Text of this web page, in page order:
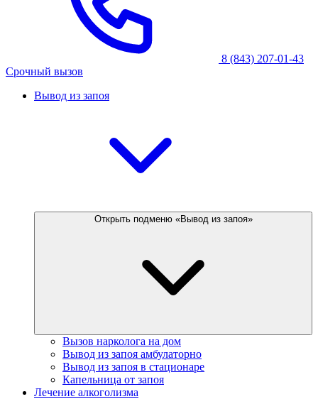
8 (843) 207-01-43
Срочный вызов
Вывод из запоя
Открыть подменю «Вывод из запоя»
Вызов нарколога на дом
Вывод из запоя амбулаторно
Вывод из запоя в стационаре
Капельница от запоя
Лечение алкоголизма